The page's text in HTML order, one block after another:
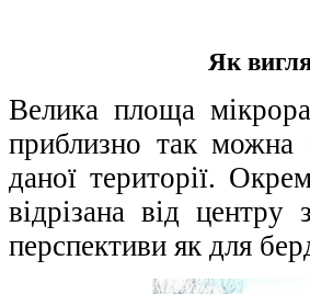
Як
Велика площа
приблизно так можна
даної території.
відрізана від центру
перспективи як для